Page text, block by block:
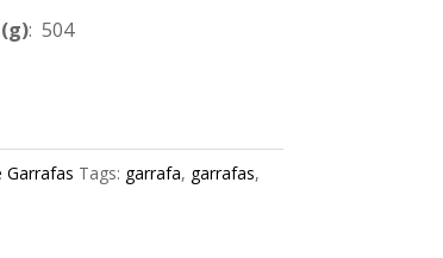
: 504
Garrafas Tags: garrafa, garrafas,